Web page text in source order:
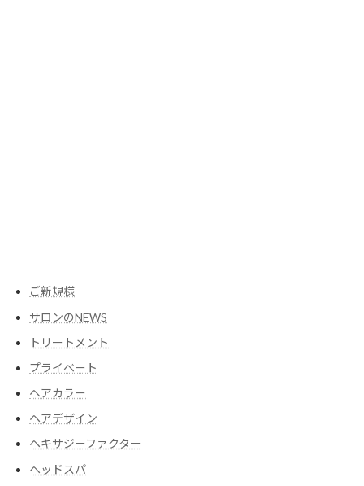
ご新規様
サロンのNEWS
トリートメント
プライベート
ヘアカラー
ヘアデザイン
ヘキサジーファクター
ヘッドスパ